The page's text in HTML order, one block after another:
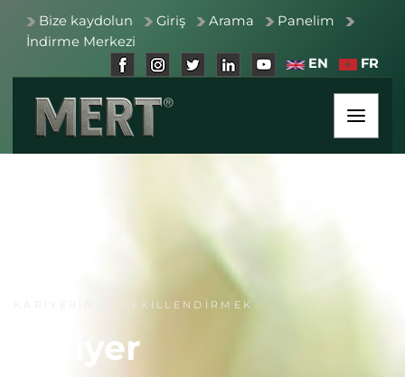
Bize kaydolun Giriş Arama
Panelim
İndirme Merkezi
EN
FR
KARİYERİNİZİ ŞEKİLLENDİRMEK
Kariyer